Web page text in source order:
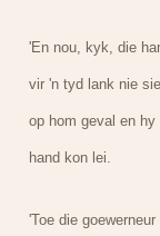
'En nou, kyk, die
vir 'n tyd lank nie
op hom geval en
hand kon lei.
'Toe die